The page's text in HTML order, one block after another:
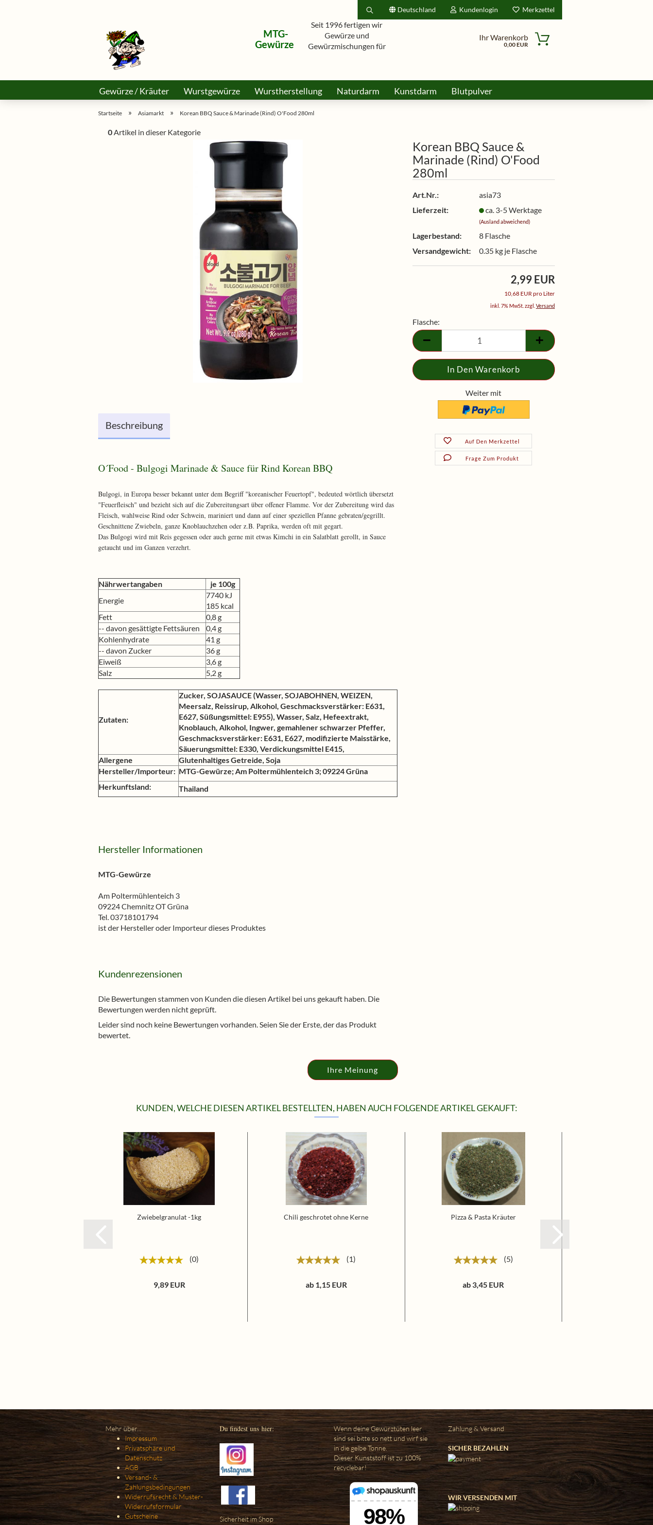
Deutschland
Lieferland
Kundenlogin
Passwort
Passwort vergessen?
Merkzettel
MTG-
Gewürze
Seit 1996 fertigen wir
Gewürze und
Gewürzmischungen für
Ihr Warenkorb
0,00 EUR
Gewürze / Kräuter Wurstgewürze Wurstherstellung Naturdarm Kunstdarm
Blutpulver
Käse Selber Machen
Asiamarkt Honig Bonbons & Lollis
Startseite » Asiamarkt » Korean BBQ Sauce & Marinade (Rind) O'Food 280ml
0Artikel in dieser Kategorie
Korean BBQ Sauce &
Marinade (Rind) O'Food
280ml
Art.Nr.:
asia73
Lieferzeit:
ca. 3-5 Werktage
(Ausland abweichend)
Lagerbestand: 8 Flasche
Versandgewicht:
0.35kg je Flasche
2,99 EUR
10,68 EUR pro Liter
inkl. 7% MwSt. zzgl. Versand
Flasche:
Flasche
Weiter mit
Auf Den Merkzettel
Frage Zum Produkt
Beschreibung
O´Food - Bulgogi Marinade & Sauce für Rind Korean BBQ
Bulgogi, in Europa besser bekannt unter dem Begriff "koreanischer Feuertopf", bedeuted wörtlich übersetzt
"Feuerfleisch" und bezieht sich auf die Zubereitungsart über offener Flamme. Vor der Zubereitung wird das
Fleisch, wahlweise Rind oder Schwein, mariniert und dann auf einer speziellen Pfanne gebraten/gegrillt.
Geschnittene Zwiebeln, ganze Knoblauchzehen oder z.B. Paprika, werden oft mit gegart.
Das Bulgogi wird mit Reis gegessen oder auch gerne mit etwas Kimchi in ein Salatblatt gerollt, in Sauce
getaucht und im Ganzen verzehrt.
Nährwertangaben
je 100g
Energie
7740 kJ
185 kcal
Fett
0,8 g
-- davon gesättigte Fettsäuren 0,4 g
Kohlenhydrate
41 g
-- davon Zucker
36 g
Eiweiß
3,6 g
Salz
5,2 g
Zutaten:
Zucker, SOJASAUCE (Wasser, SOJABOHNEN, WEIZEN,
Meersalz, Reissirup, Alkohol, Geschmacksverstärker: E631,
E627, Süßungsmittel: E955), Wasser, Salz, Hefeextrakt,
Knoblauch, Alkohol, Ingwer, gemahlener schwarzer Pfeffer,
Geschmacksverstärker: E631, E627, modifizierte Maisstärke,
Säuerungsmittel: E330, Verdickungsmittel E415,
Allergene
Glutenhaltiges Getreide, Soja
Hersteller/Importeur: MTG-Gewürze; Am Poltermühlenteich 3; 09224 Grüna
Herkunftsland:
Thailand
Hersteller Informationen
MTG-Gewürze
Am Poltermühlenteich 3
09224 Chemnitz OT Grüna
Tel. 03718101794
ist der Hersteller oder Importeur dieses Produktes
Kundenrezensionen
Die Bewertungen stammen von Kunden die diesen Artikel bei uns gekauft haben. Die
Bewertungen werden nicht geprüft.
Leider sind noch keine Bewertungen vorhanden. Seien Sie der Erste, der das Produkt
bewertet.
Ihre Meinung
KUNDEN, WELCHE DIESEN ARTIKEL BESTELLTEN, HABEN AUCH FOLGENDE ARTIKEL GEKAUFT:
Zwiebelgranulat -1kg
0
9,89 EUR
Chili geschrotet ohne Kerne
1
ab 1,15 EUR
Pizza & Pasta Kräuter
5
ab 3,45 EUR
Mehr über...
Impressum
Privatsphäre und
Datenschutz
AGB
Versand- &
Zahlungsbedingungen
Widerrufsrecht & Muster-
Widerrufsformular
Gutscheine
Du findest uns hier:
Sicherheit im Shop
Wenn deine Gewürztüten leer
sind sei bitte so nett und wirf sie
in die gelbe Tonne.
Dieser Kunststoff ist zu 100%
recyclebar!
Zahlung & Versand
SICHER BEZAHLEN
WIR VERSENDEN MIT